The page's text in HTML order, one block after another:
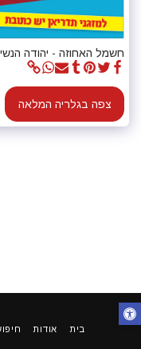
חשמל האחוזה - יהודה הנשיא 8 מודיעין עילית
צפה בגלריה המלאה
בית אודות